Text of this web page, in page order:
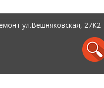
ул.Вешняковская, 27К2